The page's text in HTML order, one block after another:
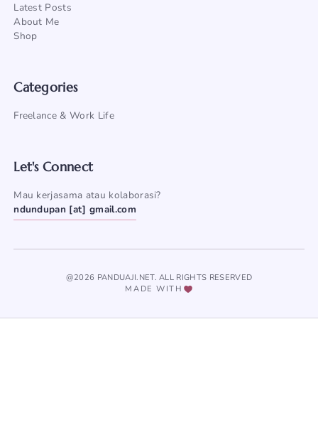
Latest Posts
About Me
Shop
Categories
Freelance & Work Life
Let's Connect
Mau kerjasama atau kolaborasi?
ndundupan [at] gmail.com
@2026 PANDUAJI.NET. ALL RIGHTS RESERVED
MADE WITH